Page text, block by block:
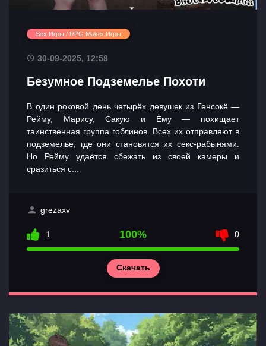
Sex Игры / RPG Maker Игры
30-09-2025, 12:58
Безумное Подземелье Похоти
В один роковой день четырёх девушек из Генсокё —
Рейму, Марису, Сакую и Ёму — похищает
таинственная группа гоблинов. Всех их отправляют в
подземелье, где они становятся их секс-рабынями.
Но Рейму удаётся сбежать из своей камеры и
сразиться с...
grezaxv
1 100% 0
Скачать